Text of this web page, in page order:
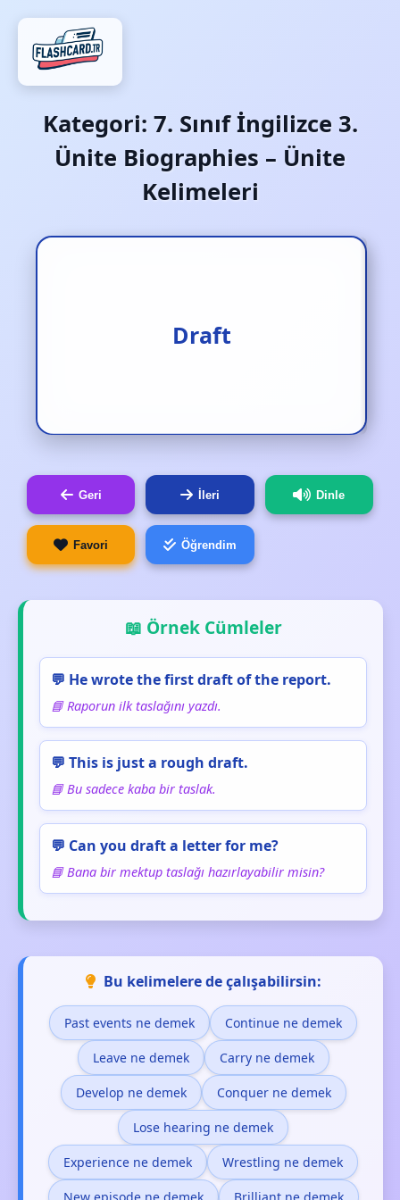
Kategori: 7. Sınıf İngilizce 3.
Ünite Biographies – Ünite
Kelimeleri
Draft
Taslak
Geri İleri Dinle
Favori Öğrendim
📖 Örnek Cümleler
💬 He wrote the first draft of the report.
📘 Raporun ilk taslağını yazdı.
💬 This is just a rough draft.
📘 Bu sadece kaba bir taslak.
💬 Can you draft a letter for me?
📘 Bana bir mektup taslağı hazırlayabilir misin?
Bu kelimelere de çalışabilirsin:
Past events ne demek Continue ne demek
Leave ne demek Carry ne demek
Develop ne demek Conquer ne demek
Lose hearing ne demek
Experience ne demek Wrestling ne demek